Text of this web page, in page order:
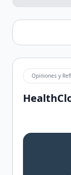
Opiniones y